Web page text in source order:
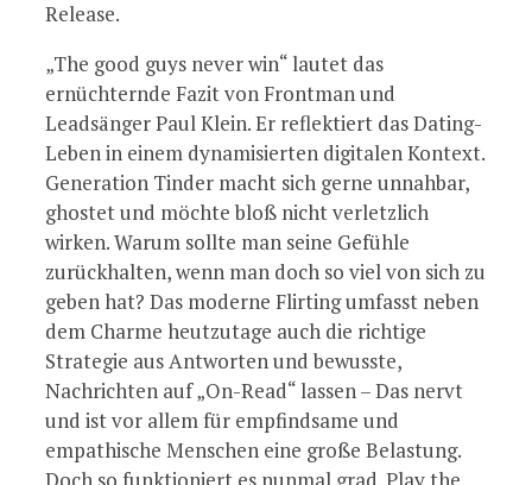
Release.
„The good guys never win“ lautet das
ernüchternde Fazit von Frontman und
Leadsänger Paul Klein. Er reflektiert das Dating-
Leben in einem dynamisierten digitalen Kontext.
Generation Tinder macht sich gerne unnahbar,
ghostet und möchte bloß nicht verletzlich
wirken. Warum sollte man seine Gefühle
zurückhalten, wenn man doch so viel von sich zu
geben hat? Das moderne Flirting umfasst neben
dem Charme heutzutage auch die richtige
Strategie aus Antworten und bewusste,
Nachrichten auf „On-Read“ lassen – Das nervt
und ist vor allem für empfindsame und
empathische Menschen eine große Belastung.
Doch so funktioniert es nunmal grad. Play the